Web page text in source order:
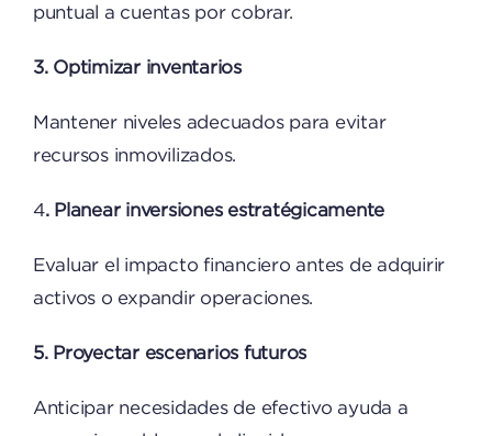
puntual a cuentas por cobrar.
3. Optimizar inventarios
Mantener niveles adecuados para evitar
recursos inmovilizados.
4. Planear inversiones estratégicamente
Evaluar el impacto financiero antes de adquirir
activos o expandir operaciones.
5. Proyectar escenarios futuros
Anticipar necesidades de efectivo ayuda a